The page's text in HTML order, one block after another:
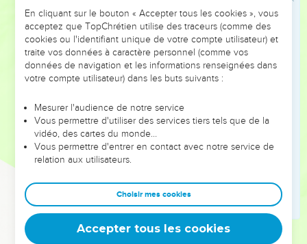
« Mais vous, tout comme Adam, vous avez transgressé
l’alliance, là, vous m’avez trahi.
Galaad est une cité de malfaiteurs maculée de traces de
sang.
Comme une bande de brigands postés en embuscade, la
confrérie des prêtres s’en va assassiner les passants sur la
route qui mène vers Sichem. Leur conduite est infâme !
J’ai vu d’horribles choses en Israël, car la *prostitution
d’Ephraïm s’y étale, et Israël s’en est souillé.
Désordre général et catastrophe prochaine
Pour toi aussi, Juda, une moisson est préparée, quand je
ramènerai les captifs de mon peuple.
En cliquant sur le bouton « Accepter tous les cookies », vous
acceptez que TopChrétien utilise des traceurs (comme des
cookies ou l'identifiant unique de votre compte utilisateur) et
traite vos données à caractère personnel (comme vos
données de navigation et les informations renseignées dans
votre compte utilisateur) dans les buts suivants :
Mesurer l'audience de notre service
Vous permettre d'utiliser des services tiers tels que de la
vidéo, des cartes du monde…
Vous permettre d'entrer en contact avec notre service de
relation aux utilisateurs.
Choisir mes cookies
Accepter tous les cookies